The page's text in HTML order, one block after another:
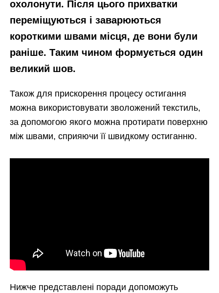
охолонути. Після цього прихватки
переміщуються і заварюються
короткими швами місця, де вони були
раніше. Таким чином формується один
великий шов.
Також для прискорення процесу остигання
можна використовувати зволожений текстиль,
за допомогою якого можна протирати поверхню
між швами, сприяючи її швидкому остиганню.
Нижче представлені поради допоможуть